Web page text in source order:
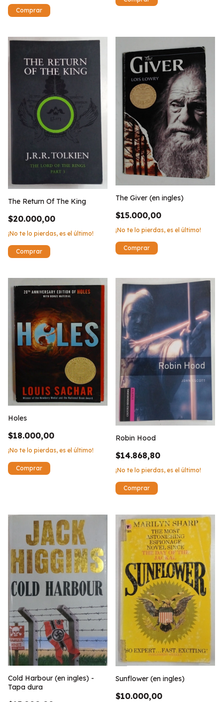
The Return Of The King
$20.000,00
¡No te lo pierdas, es el último!
The Giver (en ingles)
$15.000,00
¡No te lo pierdas, es el último!
Holes
$18.000,00
¡No te lo pierdas, es el último!
Robin Hood
$14.868,80
¡No te lo pierdas, es el último!
Cold Harbour (en ingles) -
Tapa dura
Sunflower (en ingles)
$10.000,00